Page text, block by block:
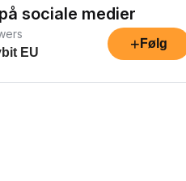
sociale medier
EU
+ Følg